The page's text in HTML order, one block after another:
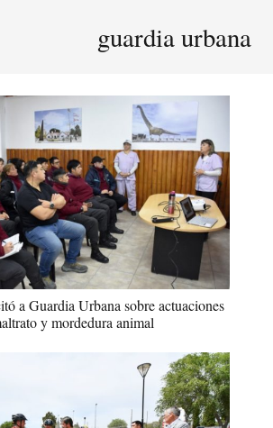
guardia urbana
a Guardia Urbana sobre actuaciones
y mordedura animal